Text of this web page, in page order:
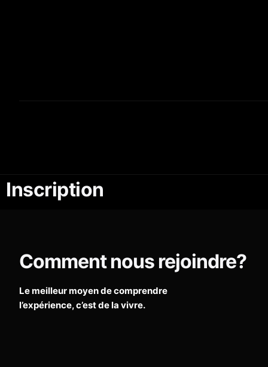
Inscription
Comment nous rejoindre?
Le meilleur moyen de comprendre
l’expérience, c’est de la vivre.